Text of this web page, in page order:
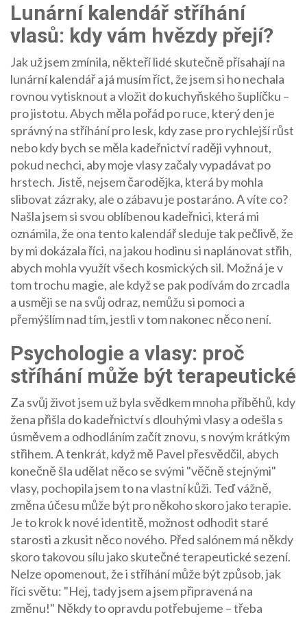
Lunární kalendář stříhání
vlasů: kdy vám hvězdy přejí?
Jak už jsem zmínila, někteří lidé skutečně přísahají na
lunární kalendář a já musím říct, že jsem si ho nechala
rovnou vytisknout a vložit do kuchyňského šuplíčku –
pro jistotu. Abych měla pořád po ruce, který den je
správný na stříhání pro lesk, kdy zase pro rychlejší růst
nebo kdy bych se měla kadeřnictví raději vyhnout,
pokud nechci, aby moje vlasy začaly vypadávat po
hrstech. Jistě, nejsem čarodějka, která by mohla
slibovat zázraky, ale o zábavu je postaráno. A víte co?
Našla jsem si svou oblíbenou kadeřnici, která mi
oznámila, že ona tento kalendář sleduje tak pečlivě, že
by mi dokázala říci, na jakou hodinu si naplánovat střih,
abych mohla využít všech kosmických sil. Možná je v
tom trochu magie, ale když se pak podívám do zrcadla
a usměji se na svůj odraz, nemůžu si pomoci a
přemýšlím nad tím, jestli v tom nakonec něco není.
Psychologie a vlasy: proč
stříhání může být terapeutické
Za svůj život jsem už byla svědkem mnoha příběhů, kdy
žena přišla do kadeřnictví s dlouhými vlasy a odešla s
úsměvem a odhodláním začít znovu, s novým krátkým
střihem. A tenkrát, když mě Pavel přesvědčil, abych
konečně šla udělat něco se svými "věčně stejnými"
vlasy, pochopila jsem to na vlastní kůži. Teď vážně,
změna účesu může být pro někoho skoro jako terapie.
Je to krok k nové identitě, možnost odhodit staré
starosti a zkusit něco nového. Před salónem má někdy
skoro takovou sílu jako skutečné terapeutické sezení.
Nelze opomenout, že i stříhání může být způsob, jak
říci světu: "Hej, tady jsem a jsem připravená na
změnu!" Někdy to opravdu potřebujeme – třeba